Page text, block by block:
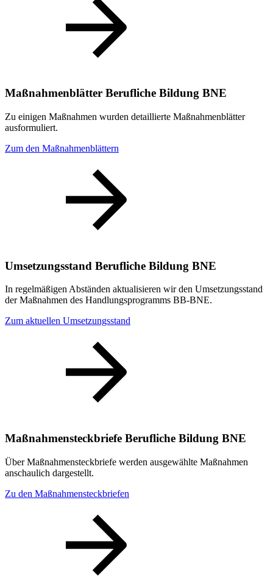
Maßnahmenblätter Berufliche Bildung BNE
Zu einigen Maßnahmen wurden detaillierte Maßnahmenblätter
ausformuliert.
Zum den Maßnahmenblättern
Umsetzungsstand Berufliche Bildung BNE
In regelmäßigen Abständen aktualisieren wir den Umsetzungsstand
der Maßnahmen des Handlungsprogramms BB-BNE.
Zum aktuellen Umsetzungsstand
Maßnahmensteckbriefe Berufliche Bildung BNE
Über Maßnahmensteckbriefe werden ausgewählte Maßnahmen
anschaulich dargestellt.
Zu den Maßnahmensteckbriefen